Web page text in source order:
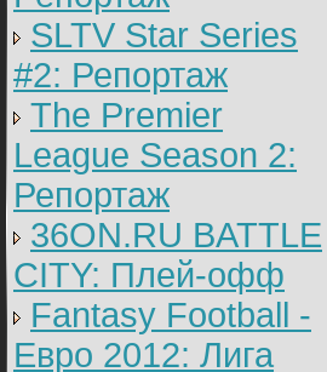
SLTV Star Series
#2: Репортаж
The Premier
League Season 2:
Репортаж
36ON.RU BATTLE
CITY: Плей-офф
Fantasy Football -
Евро 2012: Лига